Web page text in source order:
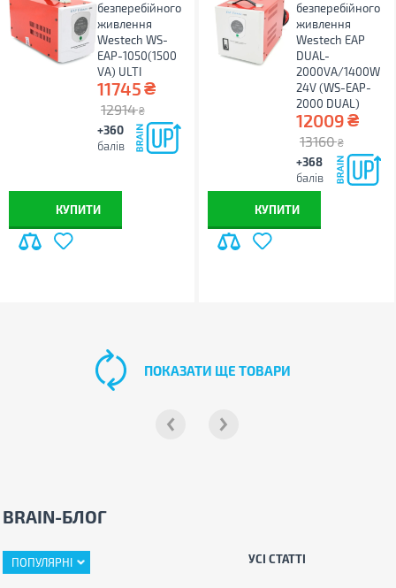
безперебійного
живлення
Westech WS-
EAP-1050(1500
VA) ULTI
11745₴
12914 ₴
+360
балів
КУПИТИ
безперебійного
живлення
Westech EAP
DUAL-
2000VA/1400W
24V (WS-EAP-
2000 DUAL)
12009₴
13160 ₴
+368
балів
КУПИТИ
ПОКАЗАТИ ЩЕ ТОВАРИ
BRAIN-БЛОГ
ПОПУЛЯРНІ УСІ СТАТТІ